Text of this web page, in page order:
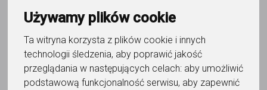
Używamy plików cookie
Ta witryna korzysta z plików cookie i innych
technologii śledzenia, aby poprawić jakość
przeglądania w następujących celach: aby umożliwić
podstawową funkcjonalność serwisu, aby zapewnić
Do ulubionych
Oznacz wystąpienie kontaktu